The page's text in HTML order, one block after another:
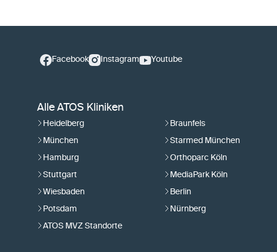
Facebook Instagram Youtube
Alle ATOS Kliniken
Heidelberg Braunfels
München Starmed München
Hamburg Orthoparc Köln
Stuttgart MediaPark Köln
Wiesbaden Berlin
Potsdam Nürnberg
ATOS MVZ Standorte